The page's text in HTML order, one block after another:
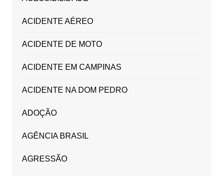
ACIDENTE AÉREO
ACIDENTE DE MOTO
ACIDENTE EM CAMPINAS
ACIDENTE NA DOM PEDRO
ADOÇÃO
AGÊNCIA BRASIL
AGRESSÃO